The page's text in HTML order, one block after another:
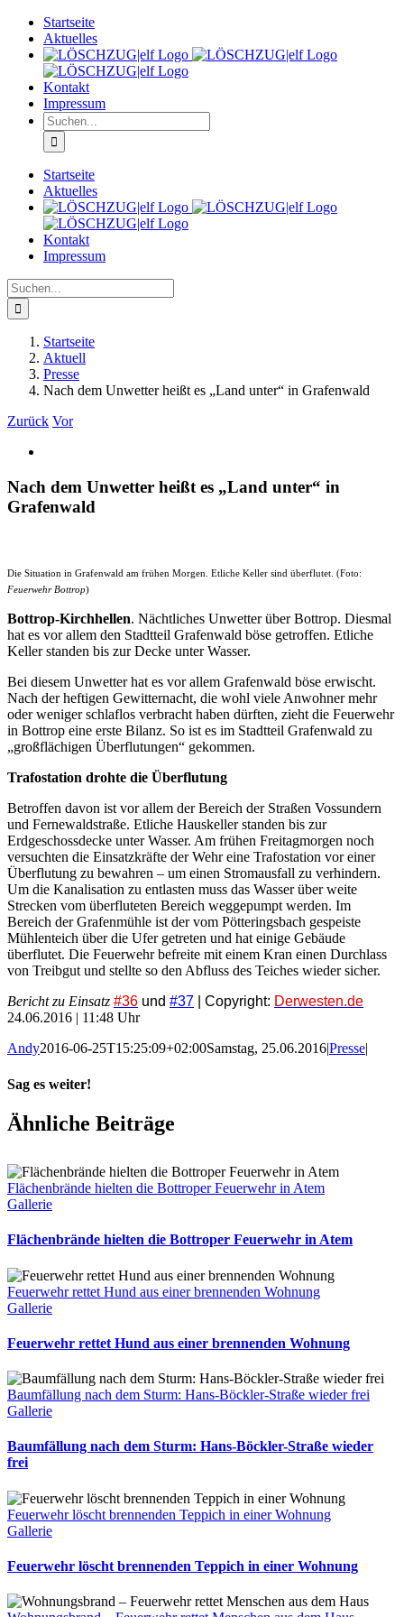
Zum
Inhalt
springen
Startseite
Aktuelles
Kontakt
Impressum
Suche
nach:
Startseite
Aktuelles
Kontakt
Impressum
Suche
nach:
Startseite
Aktuell
Presse
Nach dem Unwetter heißt es „Land unter“ in Grafenwald
Zurück Vor
Nach dem Unwetter heißt es „Land unter“ in
Grafenwald
Die Situation in Grafenwald am frühen Morgen. Etliche Keller sind überflutet. (Foto:
Feuerwehr Bottrop)
Bottrop-Kirchhellen. Nächtliches Unwetter über Bottrop. Diesmal
hat es vor allem den Stadtteil Grafenwald böse getroffen. Etliche
Keller standen bis zur Decke unter Wasser.
Bei diesem Unwetter hat es vor allem Grafenwald böse erwischt.
Nach der heftigen Gewitternacht, die wohl viele Anwohner mehr
oder weniger schlaflos verbracht haben dürften, zieht die Feuerwehr
in Bottrop eine erste Bilanz. So ist es im Stadtteil Grafenwald zu
„großflächigen Überflutungen“ gekommen.
Trafostation drohte die Überflutung
Betroffen davon ist vor allem der Bereich der Straßen Vossundern
und Fernewaldstraße. Etliche Hauskeller standen bis zur
Erdgeschossdecke unter Wasser. Am frühen Freitagmorgen noch
versuchten die Einsatzkräfte der Wehr eine Trafostation vor einer
Überflutung zu bewahren – um einen Stromausfall zu verhindern.
Um die Kanalisation zu entlasten muss das Wasser über weite
Strecken vom überfluteten Bereich weggepumpt werden. Im
Bereich der Grafenmühle ist der vom Pötteringsbach gespeiste
Mühlenteich über die Ufer getreten und hat einige Gebäude
überflutet. Die Feuerwehr befreite mit einem Kran einen Durchlass
von Treibgut und stellte so den Abfluss des Teiches wieder sicher.
Bericht zu Einsatz #36 und #37 | Copyright: Derwesten.de
24.06.2016 | 11:48 Uhr
Andy2016-06-25T15:25:09+02:00Samstag, 25.06.2016|Presse|
Sag es weiter!
Facebook
X
WhatsApp
Pinterest
E-
Mail
Ähnliche Beiträge
Flächenbrände hielten die Bottroper Feuerwehr in Atem
Gallerie
Flächenbrände hielten die Bottroper Feuerwehr in Atem
Feuerwehr rettet Hund aus einer brennenden Wohnung
Gallerie
Feuerwehr rettet Hund aus einer brennenden Wohnung
Baumfällung nach dem Sturm: Hans-Böckler-Straße wieder frei
Gallerie
Baumfällung nach dem Sturm: Hans-Böckler-Straße wieder
frei
Feuerwehr löscht brennenden Teppich in einer Wohnung
Gallerie
Feuerwehr löscht brennenden Teppich in einer Wohnung